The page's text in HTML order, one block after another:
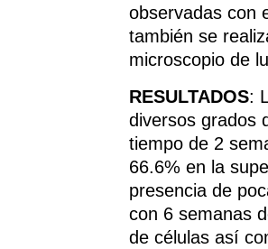
observadas con
también se
microscopio de
RESULTADOS:
diversos grados
tiempo de 2
66.6% en la
presencia de
con 6 semanas
de células así